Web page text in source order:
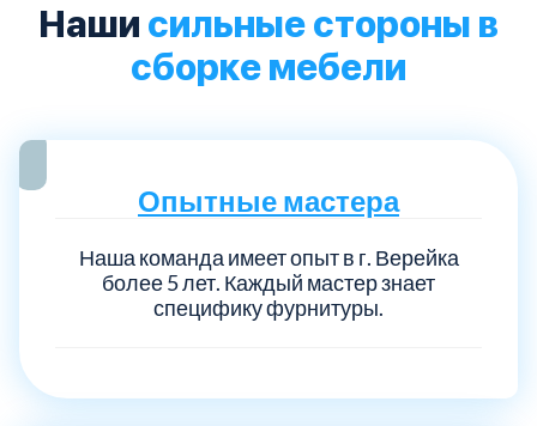
Наши сильные стороны в
сборке мебели
Опытные мастера
Наша команда имеет опыт в г. Верейка
более 5 лет. Каждый мастер знает
специфику фурнитуры.